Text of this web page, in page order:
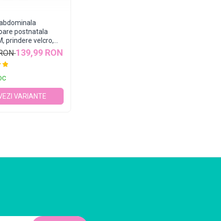
postnatala
prindere velcro,
139,99 RON
VARIANTE